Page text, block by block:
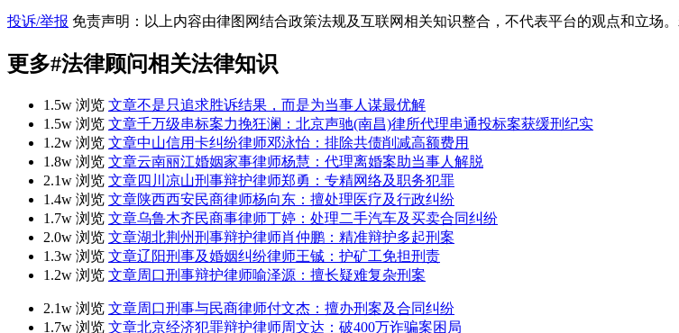
投诉/举报 免责声明：以上内容由律图网结合政策法规及互联网相关知识整合，不代表平台的观点和立场
更多#法律顾问相关法律知识
1.5w 浏览 文章不是只追求胜诉结果，而是为当事人谋最优解
1.5w 浏览 文章千万级串标案力挽狂澜：北京声驰(南昌)律所代理串通投标案获缓刑纪实
1.2w 浏览 文章中山信用卡纠纷律师邓泳怡：排除共债削减高额费用
1.8w 浏览 文章云南丽江婚姻家事律师杨慧：代理离婚案助当事人解脱
2.1w 浏览 文章四川凉山刑事辩护律师郑勇：专精网络及职务犯罪
1.4w 浏览 文章陕西西安民商律师杨向东：擅处理医疗及行政纠纷
1.7w 浏览 文章乌鲁木齐民商事律师丁婷：处理二手汽车及买卖合同纠纷
2.0w 浏览 文章湖北荆州刑事辩护律师肖仲鹏：精准辩护多起刑案
1.3w 浏览 文章辽阳刑事及婚姻纠纷律师王铖：护矿工免担刑责
1.2w 浏览 文章周口刑事辩护律师喻泽源：擅长疑难复杂刑案
2.1w 浏览 文章周口刑事与民商律师付文杰：擅办刑案及合同纠纷
1.7w 浏览 文章北京经济犯罪辩护律师周文达：破400万诈骗案困局